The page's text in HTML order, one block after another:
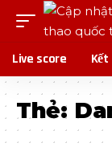
Live score
Thẻ: